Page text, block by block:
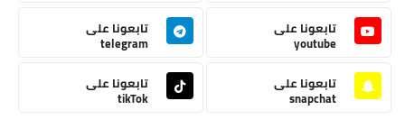
تابعونا على
youtube
تابعونا على
telegram
تابعونا على
snapchat
تابعونا على
tikTok